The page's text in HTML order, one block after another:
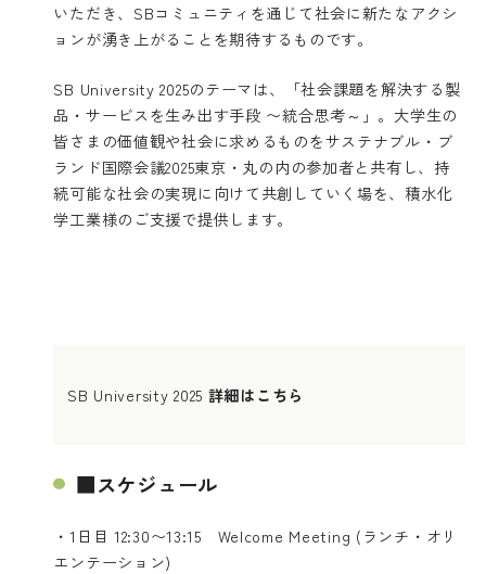
いただき、SBコミュニティを通じて社会に新たなアクシ
ョンが湧き上がることを期待するものです。
SB University 2025のテーマは、「社会課題を解決する製
品・サービスを生み出す手段 〜統合思考～」。大学生の
皆さまの価値観や社会に求めるものをサステナブル・ブ
ランド国際会議2025東京・丸の内の参加者と共有し、持
続可能な社会の実現に向けて共創していく場を、積水化
学工業様のご支援で提供します。
SB University 2025 詳細はこちら
■スケジュール
・1日目 12:30〜13:15 Welcome Meeting (ランチ・オリ
エンテーション)